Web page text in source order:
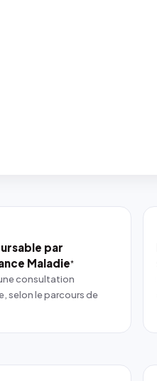
par
Maladie*
consultation
selon le parcours de